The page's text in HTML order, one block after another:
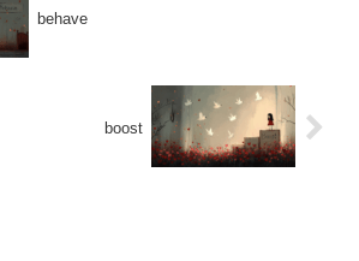
behave
boost